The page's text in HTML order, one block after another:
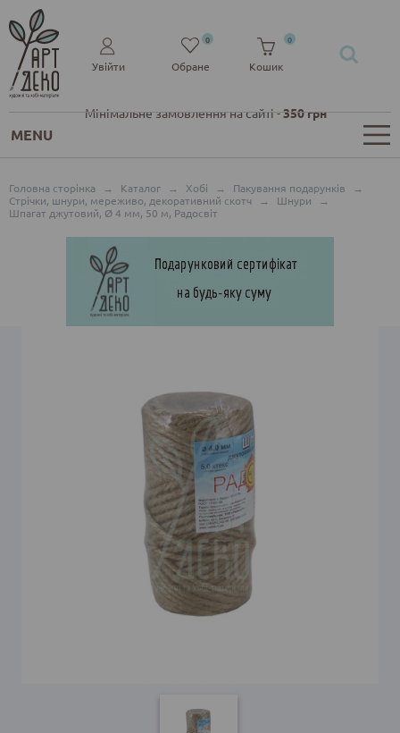
Мінімальне замовлення на сайті -350 грн
Увійти Обране
0
Кошик
0
MENU
Головна сторінка → Каталог → Хобі → Пакування подарунків
→
Стрічки, шнури, мереживо, декоративний скотч
→ Шнури
→
Шпагат джутовий, Ø 4 мм, 50 м, Радосвіт